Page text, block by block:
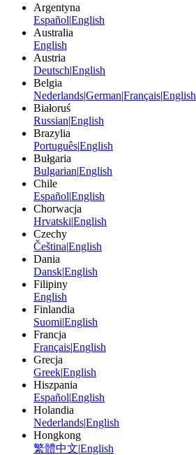
Argentyna
Español|English
Australia
English
Austria
Deutsch|English
Belgia
Nederlands|German|Français|English
Białoruś
Russian|English
Brazylia
Português|English
Bułgaria
Bulgarian|English
Chile
Español|English
Chorwacja
Hrvatski|English
Czechy
Čeština|English
Dania
Dansk|English
Filipiny
English
Finlandia
Suomi|English
Francja
Français|English
Grecja
Greek|English
Hiszpania
Español|English
Holandia
Nederlands|English
Hongkong
繁體中文|English